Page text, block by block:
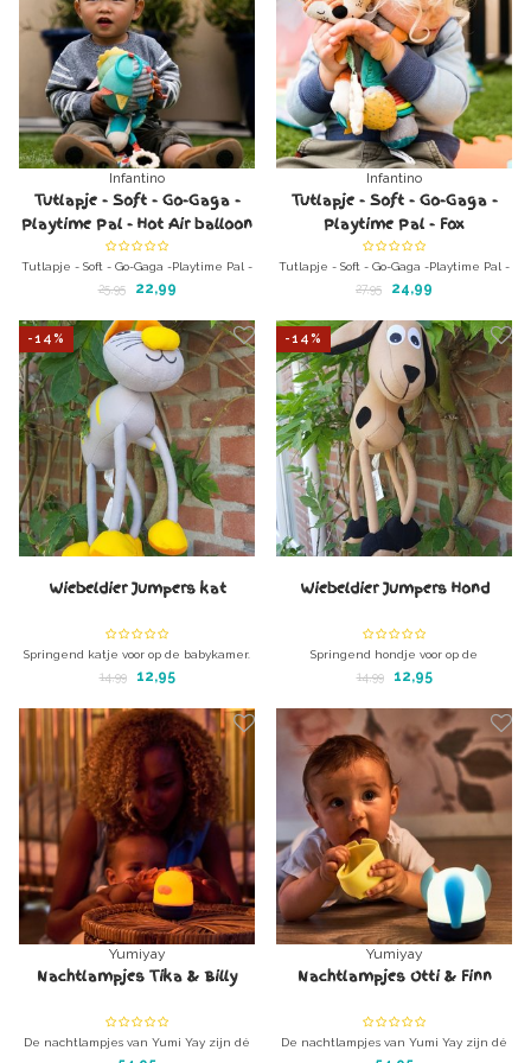
Infantino
Tutlapje - Soft - Go-Gaga -
Playtime Pal - Hot Air balloon
Tutlapje - Soft - Go-Gaga -Playtime Pal -
Luchtballon
speelmogelijkheden
25,95 22,99
Infantino
Tutlapje - Soft - Go-Gaga -
Playtime Pal - Fox
Tutlapje - Soft - Go-Gaga -Playtime Pal -
Fox
speelmogelijkheden
27,95 24,99
-14%
Wiebeldier Jumpers kat
Springend katje voor op de babykamer.
Wiebelt zich helemaal suf en weegt
14,99 12,95
-14%
Wiebeldier Jumpers Hond
Springend hondje voor op de
babykamer.
zowat niets.
14,99 12,95
Yumiyay
Nachtlampjes Tika & Billy
De nachtlampjes van Yumi Yay zijn dé
perfecte vriendjes voor je kleintje. Ze
Yumiyay
Nachtlampjes Otti & Finn
De nachtlampjes van Yumi Yay zijn dé
perfecte vriendjes voor je kleintje. Ze